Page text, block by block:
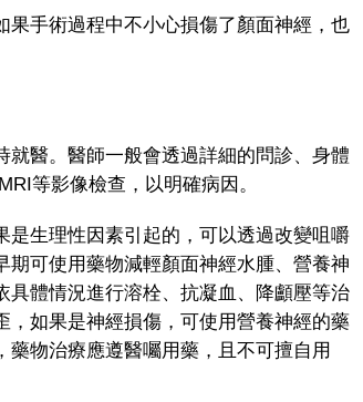
手術過程中不小心損傷了顏面神經，也
醫。醫師一般會透過詳細的問診、身體
等影像檢查，以明確病因。
生理性因素引起的，可以透過改變咀嚼
可使用藥物減輕顏面神經水腫、營養神
體情況進行溶栓、抗凝血、降顱壓等治
如果是神經損傷，可使用營養神經的藥
物治療應遵醫囑用藥，且不可擅自用